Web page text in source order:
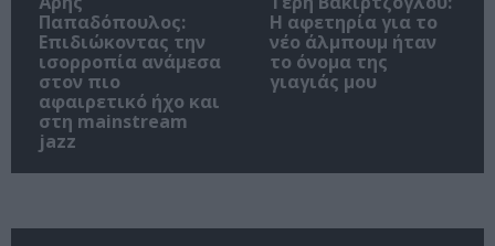
Παπαδόπουλος:
Επιδιώκοντας την
ισορροπία ανάμεσα
στον πιο
αφαιρετικό ήχο και
στη mainstream
jazz
Η αφετηρία για το
νέο άλμπουμ ήταν
το όνομα της
γιαγιάς μου